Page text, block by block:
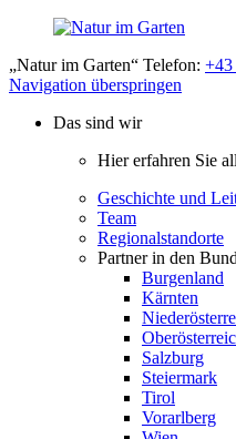
„Natur im Garten“ Telefon: +43
Navigation überspringen
Das sind wir
Hier erfahren Sie
Geschichte und
Team
Regionalstandorte
Partner in den
Burgenland
Kärnten
Salzburg
Steiermark
Tirol
Vorarlberg